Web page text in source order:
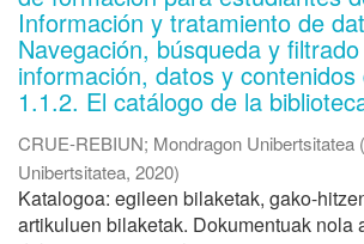
Información y tratamiento de
Navegación, búsqueda y
información, datos y contenidos
1.1.2. El catálogo de la
CRUE-REBIUN; Mondragon Unibertsitatea (
Unibertsitatea, 2020)
Katalogoa: egileen bilaketak, gako-
artikuluen bilaketak. Dokumentuak nola